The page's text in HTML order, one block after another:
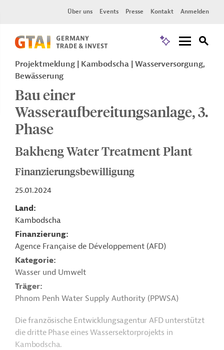
Über uns Events Presse Kontakt Anmelden
Projektmeldung Kambodscha
Wasserversorgung,
Bewässerung
Bau einer
Wasseraufbereitungsanlage, 3.
Phase
Bakheng Water Treatment Plant
Finanzierungsbewilligung
25.01.2024
Land
Kambodscha
Finanzierung
Agence Française de Développement (AFD)
Kategorie
Wasser und Umwelt
Träger
Phnom Penh Water Supply Authority (PPWSA)
Die französische Entwicklungsagentur AFD unterstützt
die dritte Phase eines Wassersektorprojekts in
Kambodscha.